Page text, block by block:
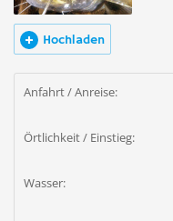
Hochladen
Anfahrt / Anreise:
Örtlichkeit / Einstieg:
Wasser: